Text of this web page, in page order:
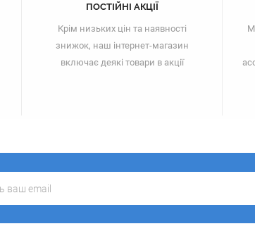
ПОСТІЙНІ АКЦІЇ
Крім низьких цін та наявності
знижок, наш інтернет-магазин
включає деякі товари в акції